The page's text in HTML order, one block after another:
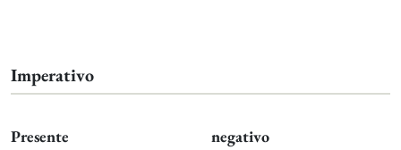
Imperativo
Presente negativo